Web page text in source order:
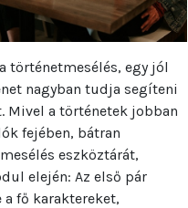
történetmesélés, egy jól
nagyban tudja segíteni
Mivel a történetek jobban
fejében, bátran
eszköztárát,
elején: Az első pár
fő karaktereket,